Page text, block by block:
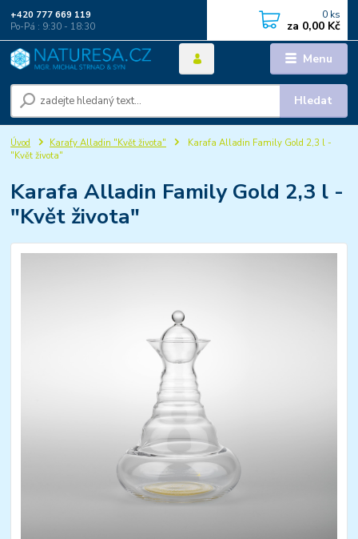
Menu
Hledat
+420 777 669 119
Po-Pá : 9:30 - 18:30
0 ks
za 0,00 Kč
Úvod Karafy Alladin "Květ života"
Karafa Alladin Family Gold 2,3 l -
"Květ života"
Karafa Alladin Family Gold 2,3 l -
"Květ života"